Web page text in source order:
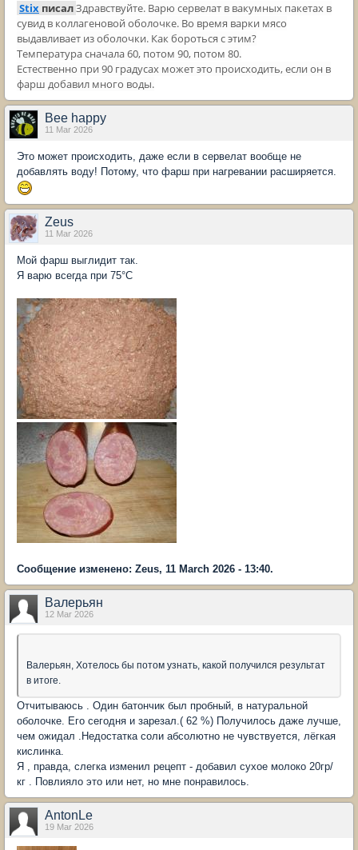
Stix писалЗдравствуйте. Варю сервелат в вакумных пакетах в
сувид в коллагеновой оболочке. Во время варки мясо
выдавливает из оболочки. Как бороться с этим?
Температура сначала 60, потом 90, потом 80.
Естественно при 90 градусах может это происходить, если он в
фарш добавил много воды.
Bee happy
11 Mar 2026
Это может происходить, даже если в сервелат вообще не
добавлять воду! Потому, что фарш при нагревании расширяется.
Zeus
11 Mar 2026
Мой фарш выглидит так.
Я варю всегда при 75°C
Сообщение изменено: Zeus, 11 March 2026 - 13:40.
Валерьян
12 Mar 2026
Валерьян, Хотелось бы потом узнать, какой получился результат
в итоге.
Отчитываюсь . Один батончик был пробный, в натуральной
оболочке. Его сегодня и зарезал.( 62 %) Получилось даже лучше,
чем ожидал .Недостатка соли абсолютно не чувствуется, лёгкая
кислинка.
Я , правда, слегка изменил рецепт - добавил сухое молоко 20гр/
кг . Повлияло это или нет, но мне понравилось.
AntonLe
19 Mar 2026